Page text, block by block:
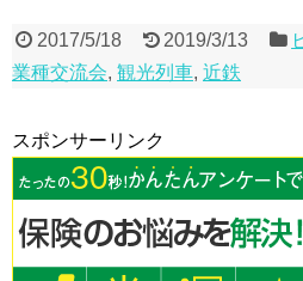
2017/5/18 2019/3/13
業種交流会, 観光列車, 近鉄
スポンサーリンク